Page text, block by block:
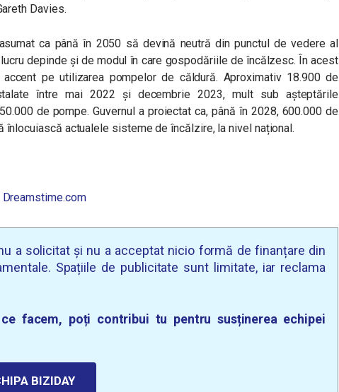
Davies.
ca până în 2050 să devină neutră din punctul de vedere al
depinde și de modul în care gospodăriile de încălzesc. În acest
pe utilizarea pompelor de căldură. Aproximativ 18.900 de
între mai 2022 și decembrie 2023, mult sub așteptările
de pompe. Guvernul a proiectat ca, până în 2028, 600.000 de
înlocuiască actualele sisteme de încălzire, la nivel național.
Dreamstime.com
a solicitat și nu a acceptat nicio formă de finanțare din
Spațiile de publicitate sunt limitate, iar reclama
facem, poți contribui tu pentru susținerea echipei
BIZIDAY